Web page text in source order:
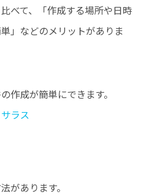
べて、「作成する場所や日時
」などのメリットがありま
作成が簡単にできます。
ラス
があります。